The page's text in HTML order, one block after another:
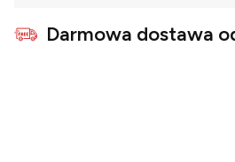
Darmowa dostawa